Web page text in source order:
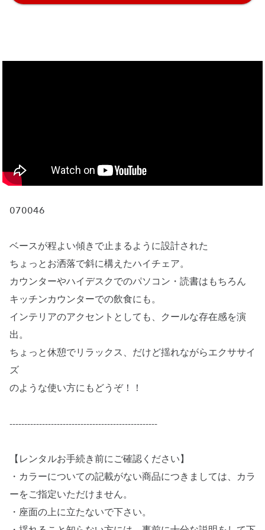
070046
ベースが程よい傾きで止まるように設計された
ちょっとお洒落で斜に構えたハイチェア。
カウンターやハイデスクでのパソコン・読書はもちろん
キッチンカウンターでの飲食にも。
インテリアのアクセントとしても、クールな存在感を演
出。
ちょっと休憩でリラックス、だけど揺れながらエクササイ
ズ
のような使い方にもどうぞ！！
--------------------------------------------------
【レンタルお手続き前にご確認ください】
・カラーについての記載がない商品につきましては、カラ
ーをご指定いただけません。
・座面の上に立たないで下さい。